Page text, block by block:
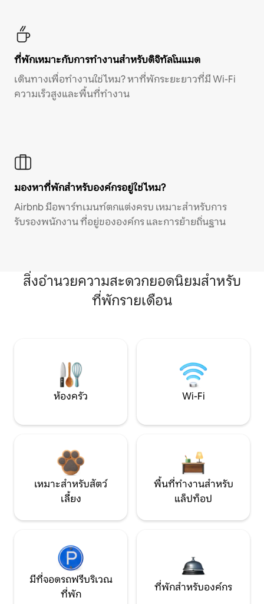
ที่พักเหมาะกับการทำงานสำหรับดิจิทัลโนแมด
เดินทางเพื่อทำงานใช่ไหม? หาที่พักระยะยาวที่มี Wi-Fi
ความเร็วสูงและพื้นที่ทำงาน
มองหาที่พักสำหรับองค์กรอยู่ใช่ไหม?
Airbnb มีอพาร์ทเมนท์ตกแต่งครบ เหมาะสำหรับการ
รับรองพนักงาน ที่อยู่ขององค์กร และการย้ายถิ่นฐาน
สิ่งอำนวยความสะดวกยอดนิยมสำหรับ
ที่พักรายเดือน
ห้องครัว Wi-Fi
เหมาะสำหรับสัตว์
เลี้ยง
พื้นที่ทำงานสำหรับ
แล็ปท็อป
มีที่จอดรถฟรีบริเวณ
ที่พัก
ที่พักสำหรับองค์กร